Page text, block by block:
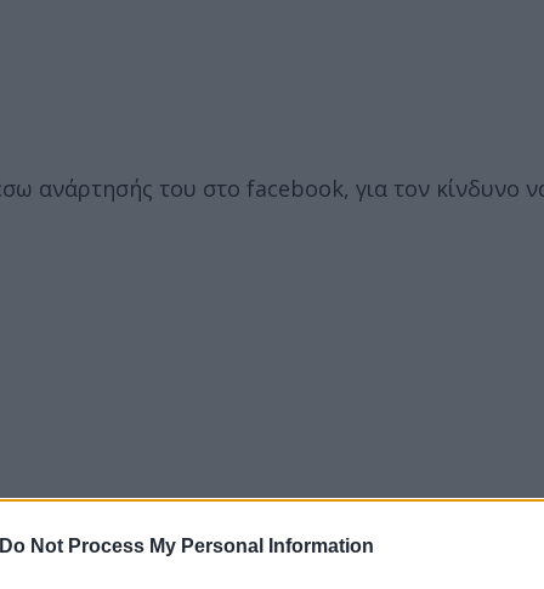
Do Not Process My Personal Information
ανάρτησής του στο facebook, για τον κίνδυνο